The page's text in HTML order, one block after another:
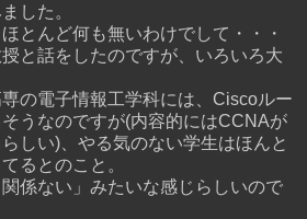
した。
とんど何も無いわけでして・・・
と話をしたのですが、いろいろ大
の電子情報工学科には、Ciscoルー
うなのですが(内容的にはCCNAが
しい)、やる気のない学生はほんと
るとのこと。
関係ない」みたいな感じらしいので